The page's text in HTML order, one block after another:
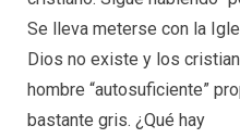
Se lleva meterse con la
Dios no existe y los
hombre “autosuficiente”
bastante gris. ¿Qué hay